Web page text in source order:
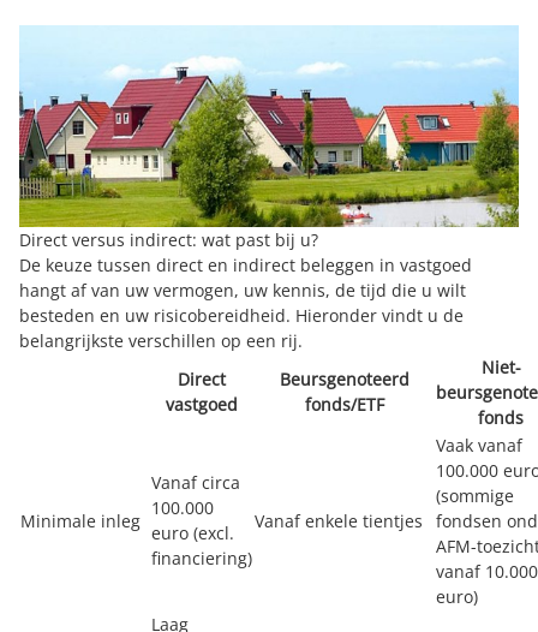
Direct versus indirect: wat past bij u?
De keuze tussen direct en indirect beleggen in vastgoed
hangt af van uw vermogen, uw kennis, de tijd die u wilt
besteden en uw risicobereidheid. Hieronder vindt u de
belangrijkste verschillen op een rij.
Direct
vastgoed
Beursgenoteerd
fonds/ETF
Niet-
fonds
Minimale inleg
Vanaf circa
100.000
euro (excl.
financiering)
Vanaf enkele tientjes
Vaak vanaf
100.000
(sommige
fondsen
AFM-
vanaf 10.000
euro)
Laag